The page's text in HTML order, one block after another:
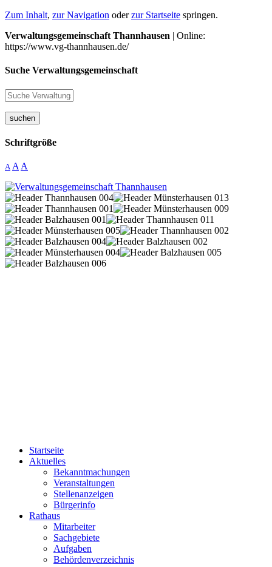
Zum Inhalt, zur Navigation oderzur Startseite springen.
Verwaltungsgemeinschaft Thannhausen | Online:
https://www.vg-thannhausen.de/
Suche Verwaltungsgemeinschaft
suchen
Schriftgröße
A A A
Startseite
Aktuelles
Bekanntmachungen
Veranstaltungen
Stellenanzeigen
Bürgerinfo
Rathaus
Mitarbeiter
Sachgebiete
Aufgaben
Behördenverzeichnis